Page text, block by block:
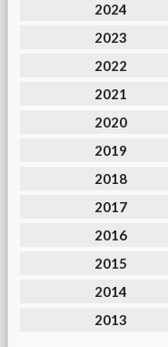
2024
2023
2022
2021
2020
2019
2018
2017
2016
2015
2014
2013